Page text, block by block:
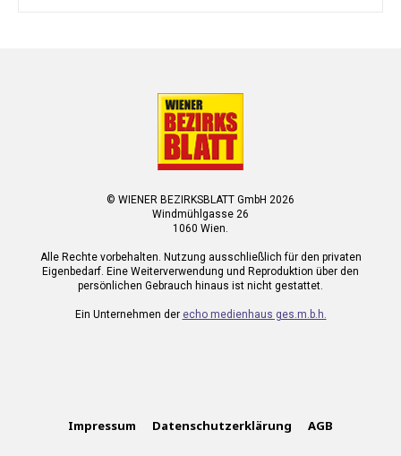
© WIENER BEZIRKSBLATT GmbH 2026
Windmühlgasse 26
1060 Wien.
Alle Rechte vorbehalten. Nutzung ausschließlich für den privaten
Eigenbedarf. Eine Weiterverwendung und Reproduktion über den
persönlichen Gebrauch hinaus ist nicht gestattet.
Ein Unternehmen der echo medienhaus ges.m.b.h.
Impressum Datenschutzerklärung AGB